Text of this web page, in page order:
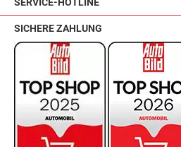
SICHERE ZAHLUNG